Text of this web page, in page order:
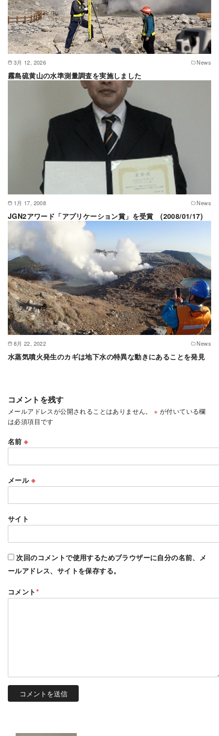
3月 12, 2026 News
霧島硫黄山の水準測量調査を実施しました
1月 17, 2008 News
JGN2アワード「アプリケーション賞」を受賞 (2008/01/17)
8月 22, 2022 News
水蒸気噴火発生のカギは地下水の特異な動きにあることを発見
コメントを残す
メールアドレスが公開されることはありません。 ※ が付いている欄
は必須項目です
名前※
メール ※
サイト
次回のコメントで使用するためブラウザーに自分の名前、メ
ールアドレス、サイトを保存する。
コメント*